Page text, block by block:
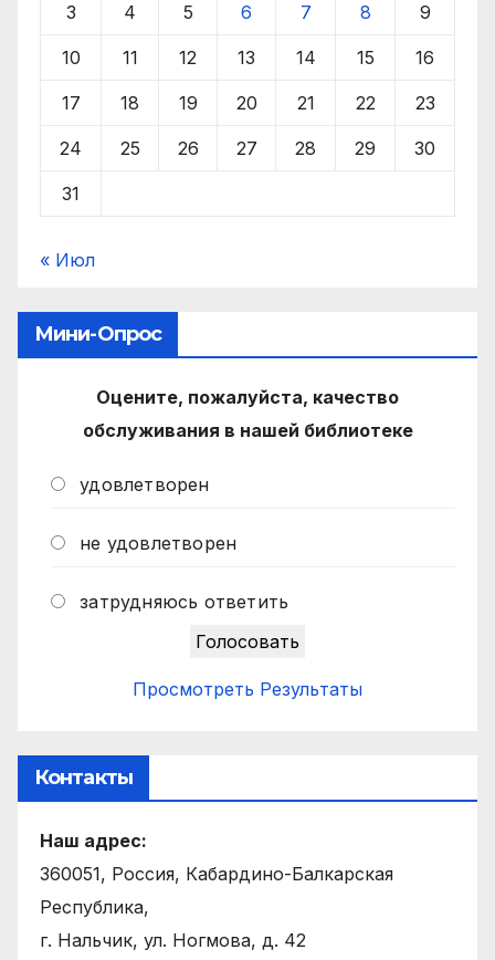
3 4 5 6 7 8 9
10 11 12 13 14 15 16
17 18 19 20 21 22 23
24 25 26 27 28 29 30
31
« Июл
Мини-Опрос
Оцените, пожалуйста, качество
обслуживания в нашей библиотеке
удовлетворен
не удовлетворен
затрудняюсь ответить
Просмотреть Результаты
Контакты
Наш адрес:
360051, Россия, Кабардино-Балкарская
Республика,
г. Нальчик, ул. Ногмова, д. 42